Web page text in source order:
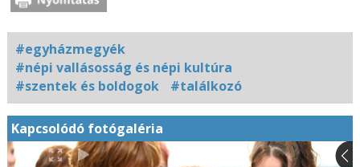
#egyházmegyék
#népi vallásosság és népi kultúra
#szentek és boldogok
#találkozó
Kapcsolódó fotógaléria